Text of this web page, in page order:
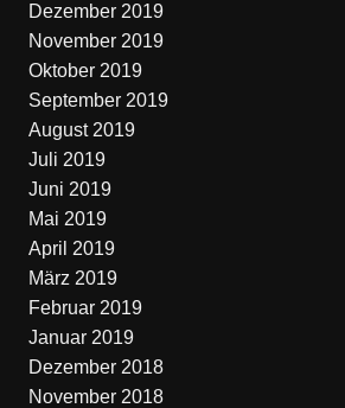
Dezember 2019
November 2019
Oktober 2019
September 2019
August 2019
Juli 2019
Juni 2019
Mai 2019
April 2019
März 2019
Februar 2019
Januar 2019
Dezember 2018
November 2018